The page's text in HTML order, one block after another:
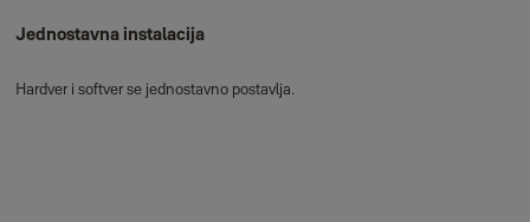
Jednostavna instalacija
Hardver i softver se jednostavno postavlja.​